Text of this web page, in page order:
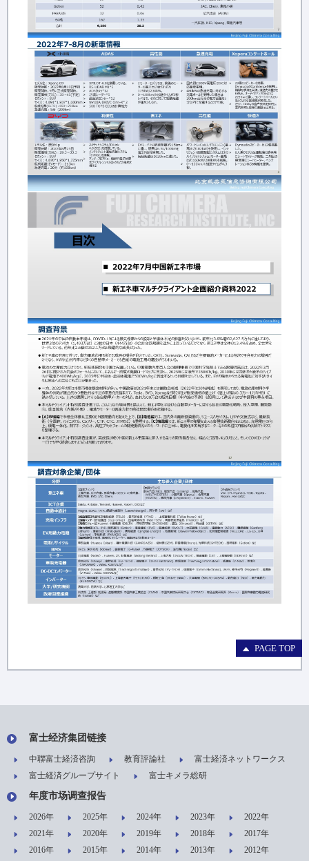
PAGE TOP
富士经济集团链接
中聯富士経済咨詢 教育評論社
富士経済ネットワークス
富士経済グループサイト
富士キメラ総研
年度市场调查报告
2026年 2025年 2024年 2023年
2022年
2021年
2020年 2019年 2018年
2017年
2016年
2015年 2014年 2013年 2012年